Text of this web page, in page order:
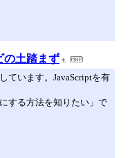
の土踏まず
ています。JavaScriptを有
する方法を知りたい」で